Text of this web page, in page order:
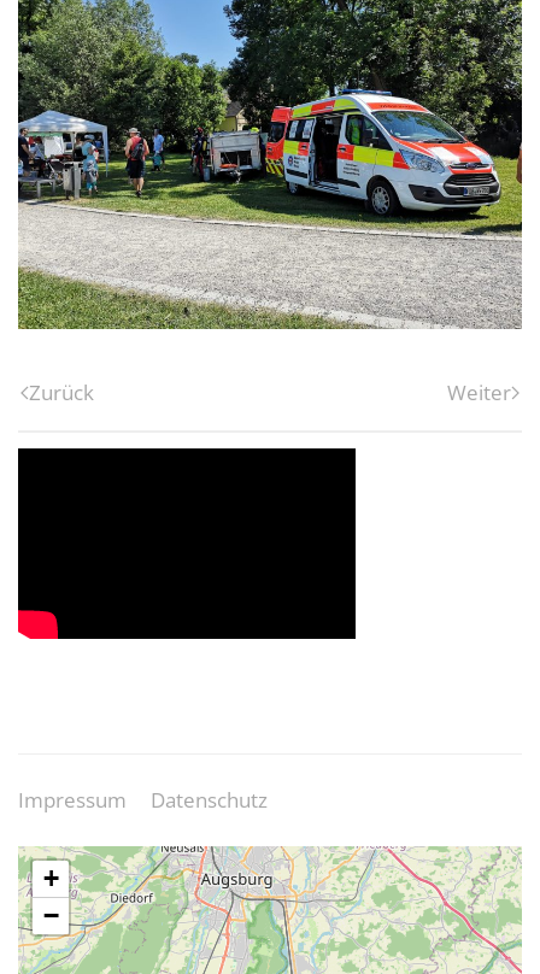
Zurück Weiter
Impressum Datenschutz
+
−